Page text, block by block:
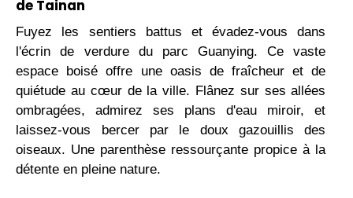
de Tainan
Fuyez les sentiers battus et évadez-vous dans
l'écrin de verdure du parc Guanying. Ce vaste
espace boisé offre une oasis de fraîcheur et de
quiétude au cœur de la ville. Flânez sur ses allées
ombragées, admirez ses plans d'eau miroir, et
laissez-vous bercer par le doux gazouillis des
oiseaux. Une parenthèse ressourçante propice à la
détente en pleine nature.